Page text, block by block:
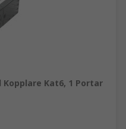
Kopplare Kat6, 1 Portar